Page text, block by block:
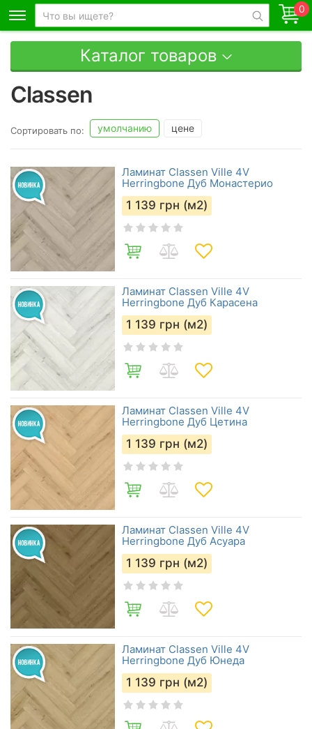
0
Каталог товаров
Classen
Сортировать по: умолчанию цене
Ламинат Classen Ville 4V
Herringbone Дуб Монастерио
1 139 грн (м2)
Ламинат Classen Ville 4V
Herringbone Дуб Карасена
1 139 грн (м2)
Ламинат Classen Ville 4V
Herringbone Дуб Цетина
1 139 грн (м2)
Ламинат Classen Ville 4V
Herringbone Дуб Асуара
1 139 грн (м2)
Ламинат Classen Ville 4V
Herringbone Дуб Юнеда
1 139 грн (м2)